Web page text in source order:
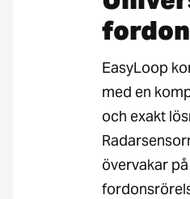
EasyLoop
med en
och exakt
övervakar